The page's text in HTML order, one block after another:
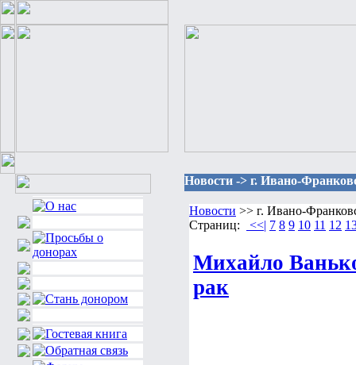
Новости -> г. Ивано-
Новости >> г. Ивано-
Страниц:
<<| 7 8 9 10 11 12
Михайло
рак